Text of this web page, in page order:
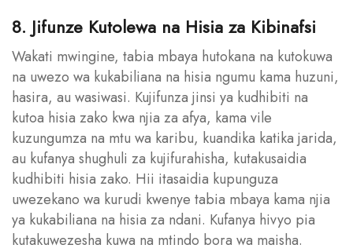
8. Jifunze Kutolewa na Hisia za Kibinafsi
Wakati mwingine, tabia mbaya hutokana na kutokuwa
na uwezo wa kukabiliana na hisia ngumu kama huzuni,
hasira, au wasiwasi. Kujifunza jinsi ya kudhibiti na
kutoa hisia zako kwa njia za afya, kama vile
kuzungumza na mtu wa karibu, kuandika katika jarida,
au kufanya shughuli za kujifurahisha, kutakusaidia
kudhibiti hisia zako. Hii itasaidia kupunguza
uwezekano wa kurudi kwenye tabia mbaya kama njia
ya kukabiliana na hisia za ndani. Kufanya hivyo pia
kutakuwezesha kuwa na mtindo bora wa maisha.